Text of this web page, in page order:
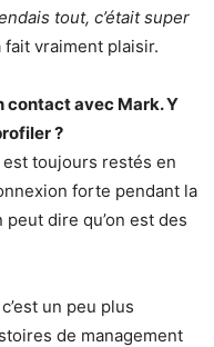
tout, c’était super
fait vraiment plaisir.
contact avec Mark. Y
?
toujours restés en
forte pendant la
dire qu’on est des
un peu plus
de management